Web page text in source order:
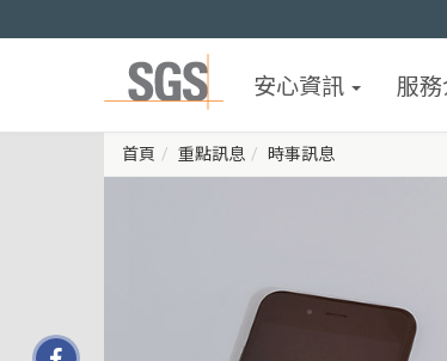
安心資訊 服
首頁 重點訊息 時事訊息